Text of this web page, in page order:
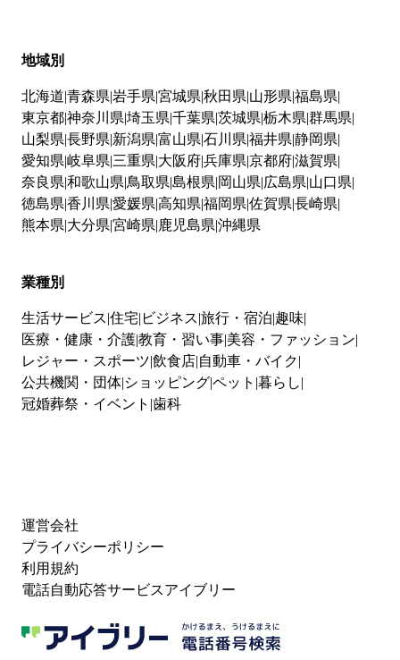
地域別
北海道 青森県 岩手県 宮城県 秋田県 山形県 福島県
東京都神奈川県 埼玉県 千葉県 茨城県 栃木県 群馬県
山梨県 長野県 新潟県 富山県 石川県 福井県 静岡県
愛知県 岐阜県 三重県 大阪府兵庫県 京都府滋賀県
奈良県 和歌山県 鳥取県 島根県 岡山県 広島県 山口県
徳島県 香川県 愛媛県 高知県 福岡県 佐賀県 長崎県
熊本県 大分県 宮崎県 鹿児島県 沖縄県
業種別
生活サービス 住宅 ビジネス 旅行・宿泊 趣味
医療・健康・介護教育・習い事 美容・ファッション
レジャー・スポーツ 飲食店 自動車・バイク
公共機関・団体 ショッピングペット 暮らし
冠婚葬祭・イベント 歯科
運営会社
プライバシーポリシー
利用規約
電話自動応答サービスアイブリー